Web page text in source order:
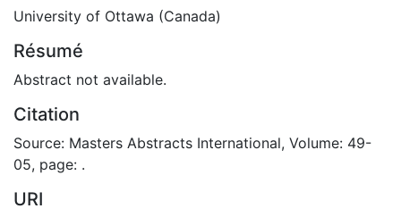
University of Ottawa (Canada)
Résumé
Abstract not available.
Citation
Source: Masters Abstracts International, Volume: 49-
05, page: .
URI